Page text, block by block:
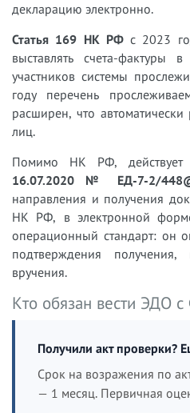
декларацию электронно.
Статья 169 НК РФс 2023
выставлять счета-фактуры
участников системы
году перечень
расширен, что
лиц.
Помимо НК РФ, действует
16.07.2020 № ЕД-7-2/
направления и получения
НК РФ, в электронной
операционный стандарт: он
подтверждения
вручения.
Кто обязан вести ЭДО
Получили акт проверки?
Срок на возражения по
— 1 месяц. Первичная